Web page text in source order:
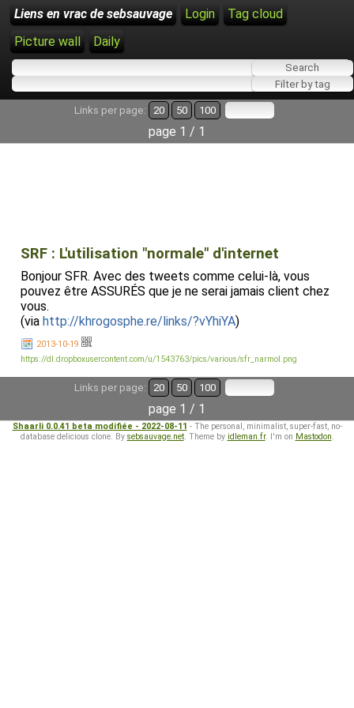
Liens en vrac de sebsauvage Login
Tag cloud
Picture wall
Daily
Links per page: 20 50 100
page 1 / 1
SRF : L'utilisation "normale" d'internet
Bonjour SFR. Avec des tweets comme celui-là, vous
pouvez être ASSURÉS que je ne serai jamais client chez
vous.
(via http://khrogosphe.re/links/?vYhiYA)
2013-10-19
https://dl.dropboxusercontent.com/u/1543763/pics/various/sfr_narmol.png
Links per page: 20 50 100
page 1 / 1
Shaarli 0.0.41 beta modifiée - 2022-08-11 - The personal, minimalist, super-fast, no-
database delicious clone. By sebsauvage.net. Theme by idleman.fr. I'm on Mastodon.